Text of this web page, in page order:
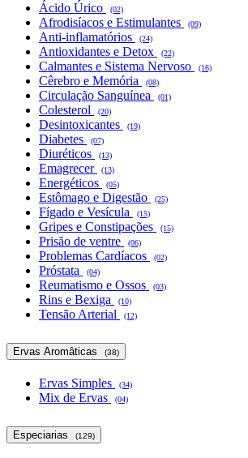
Ácido Úrico (02)
Afrodisíacos e Estimulantes (09)
Anti-inflamatórios (24)
Antioxidantes e Detox (22)
Calmantes e Sistema Nervoso (16)
Cêrebro e Memória (08)
Circulação Sanguínea (01)
Colesterol (20)
Desintoxicantes (19)
Diabetes (07)
Diuréticos (13)
Emagrecer (13)
Energéticos (05)
Estômago e Digestão (25)
Fígado e Vesícula (15)
Gripes e Constipações (15)
Prisão de ventre (06)
Problemas Cardíacos (02)
Próstata (04)
Reumatismo e Ossos (03)
Rins e Bexiga (10)
Tensão Arterial (12)
Ervas Aromâticas (38)
Ervas Simples (34)
Mix de Ervas (04)
Especiarias (129)